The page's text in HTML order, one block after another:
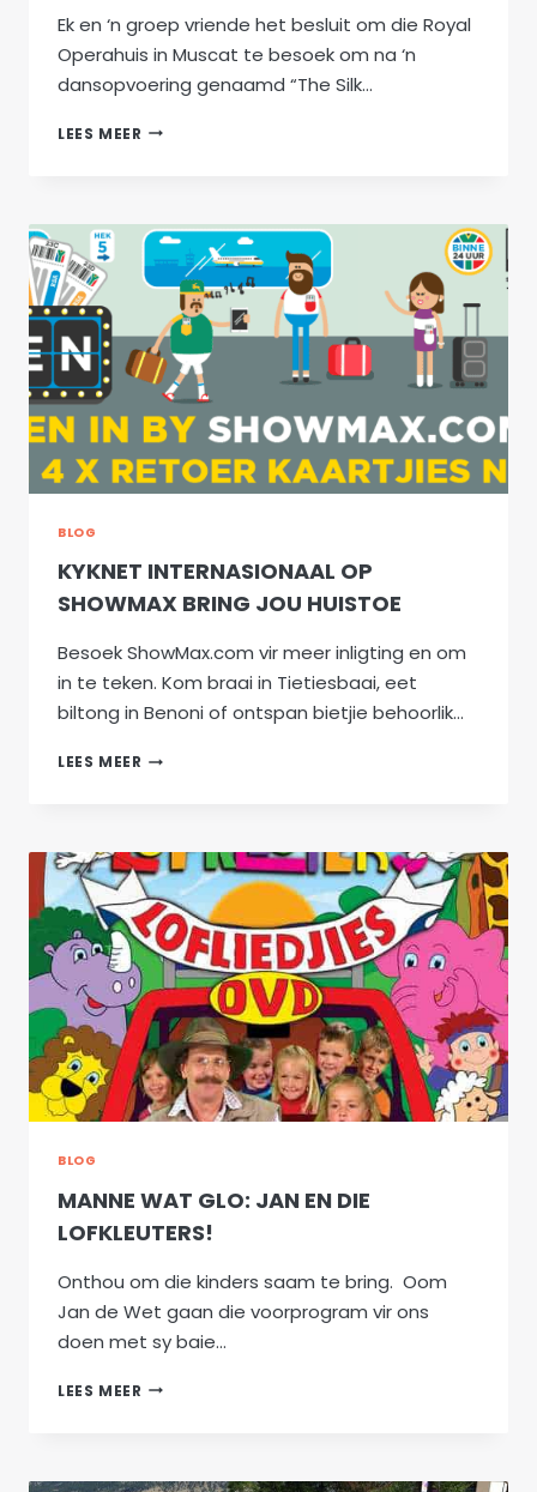
Ek en ‘n groep vriende het besluit om die Royal
Operahuis in Muscat te besoek om na ‘n
dansopvoering genaamd “The Silk…
LEES MEER ROYAL
–
PHILLIP
GROBLER
BLOG
KYKNET INTERNASIONAAL OP
SHOWMAX BRING JOU HUISTOE
Besoek ShowMax.com vir meer inligting en om
in te teken. Kom braai in Tietiesbaai, eet
biltong in Benoni of ontspan bietjie behoorlik…
LEES MEER KYKNET
BRING
JOU
HUISTOE
BLOG
MANNE WAT GLO: JAN EN DIE
LOFKLEUTERS!
Onthou om die kinders saam te bring. Oom
Jan de Wet gaan die voorprogram vir ons
doen met sy baie…
LEES MEER MANNE
EN